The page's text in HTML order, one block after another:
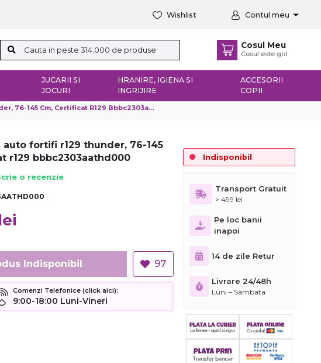
Wishlist Contul meu
Cosul Meu
Cosul este gol
JUCARII SI
JOCURI
HRANIRE, IGIENA SI
INGRIJIRE
ACCESORII
COPII
145 Cm, Certificat R129 Bbbc2303aathd000
auto fortifi r129 thunder, 76-145
r129 bbbc2303aathd000
o recenzie
Indisponibil 97
Comenzi Telefonice (click aici):
9:00-18:00 Luni-Vineri
Indisponibil
Transport Gratuit
> 499 lei
Pe loc banii
inapoi
14 de zile Retur
Livrare 24/48h
Luni – Sambata